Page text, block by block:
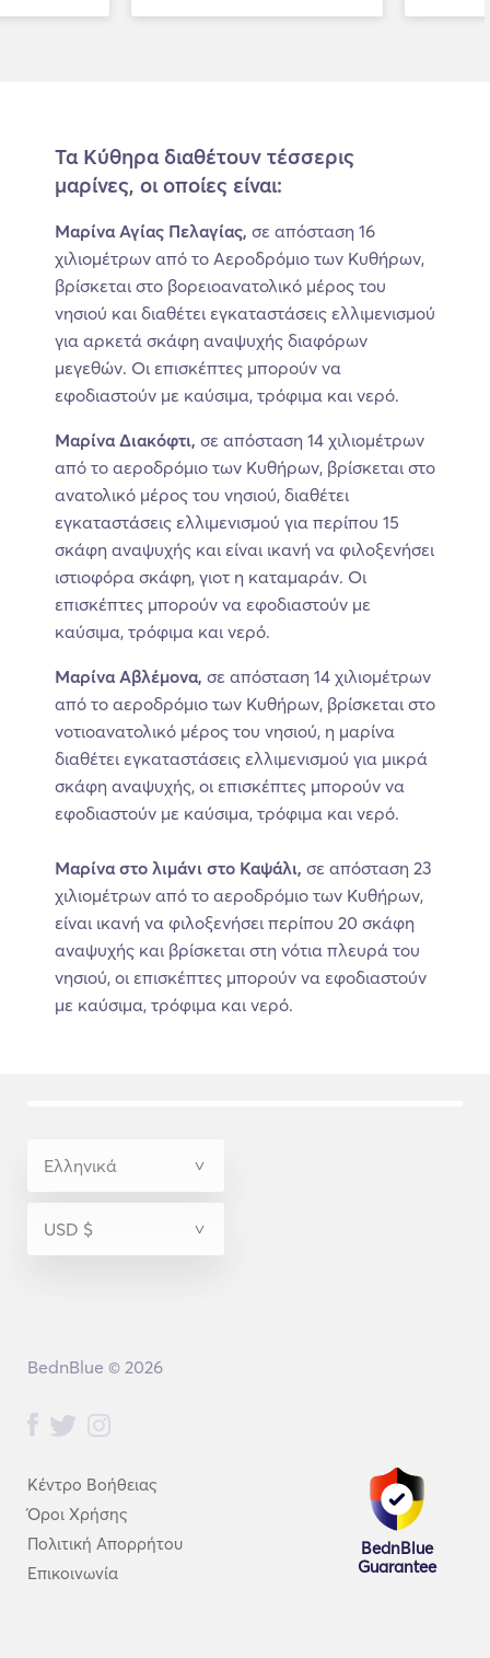
Τα Κύθηρα διαθέτουν τέσσερις
μαρίνες, οι οποίες είναι:
Μαρίνα Αγίας Πελαγίας, σε απόσταση 16
χιλιομέτρων από το Αεροδρόμιο των Κυθήρων,
βρίσκεται στο βορειοανατολικό μέρος του
νησιού και διαθέτει εγκαταστάσεις ελλιμενισμού
για αρκετά σκάφη αναψυχής διαφόρων
μεγεθών. Οι επισκέπτες μπορούν να
εφοδιαστούν με καύσιμα, τρόφιμα και νερό.
Μαρίνα Διακόφτι, σε απόσταση 14 χιλιομέτρων
από το αεροδρόμιο των Κυθήρων, βρίσκεται στο
ανατολικό μέρος του νησιού, διαθέτει
εγκαταστάσεις ελλιμενισμού για περίπου 15
σκάφη αναψυχής και είναι ικανή να φιλοξενήσει
ιστιοφόρα σκάφη, γιοτ η καταμαράν. Οι
επισκέπτες μπορούν να εφοδιαστούν με
καύσιμα, τρόφιμα και νερό.
Μαρίνα Αβλέμονα, σε απόσταση 14 χιλιομέτρων
από το αεροδρόμιο των Κυθήρων, βρίσκεται στο
νοτιοανατολικό μέρος του νησιού, η μαρίνα
διαθέτει εγκαταστάσεις ελλιμενισμού για μικρά
σκάφη αναψυχής, οι επισκέπτες μπορούν να
εφοδιαστούν με καύσιμα, τρόφιμα και νερό.
Μαρίνα στο λιμάνι στο Καψάλι, σε απόσταση 23
χιλιομέτρων από το αεροδρόμιο των Κυθήρων,
είναι ικανή να φιλοξενήσει περίπου 20 σκάφη
αναψυχής και βρίσκεται στη νότια πλευρά του
νησιού, οι επισκέπτες μπορούν να εφοδιαστούν
με καύσιμα, τρόφιμα και νερό.
Κέντρο Βοήθειας
Όροι Χρήσης
Πολιτική Απορρήτου
Επικοινωνία
BednBlue
Guarantee
BednBlue © 2026